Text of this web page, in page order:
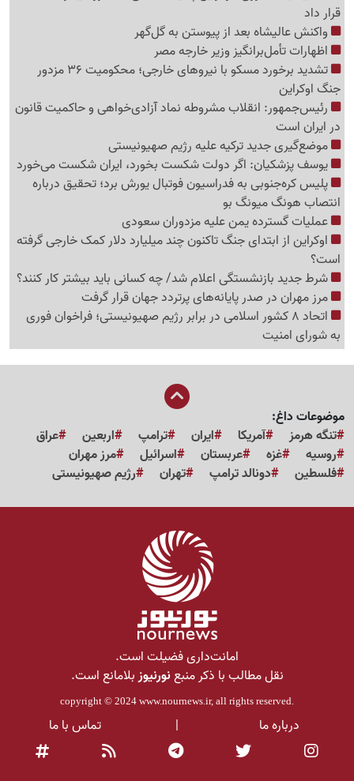
قرار داد
واکنش عالیشاه بعد از پیوستن به گل‌گهر
اظهارات تأمل‌برانگیز وزیر خارجه مصر
تشدید برخورد مسکو با نیروهای خارجی؛ محکومیت 36 مزدور
جنگ اوکراین
رئیس‌جمهور: انقلاب مشروطه نماد آزادی‌خواهی و حاکمیت قانون
در ایران است
موضع‌گیری جدید ترکیه علیه رژیم صهیونیستی
یوسف پزشکیان: اگر دولت شکست بخورد، ایران شکست می‌خورد
پلیس کره‌جنوبی به فدراسیون فوتبال یورش برد؛ تحقیق درباره
انتصاب هونگ میونگ بو
عملیات گسترده یمن علیه مزدوران سعودی
اوکراین از ابتدای جنگ تاکنون چند میلیارد دلار کمک خارجی گرفته
است؟
شرط جدید بازنشستگی اعلام شد/ چه کسانی باید بیشتر کار کنند؟
مرز مهران در صدر پایانه‌های پرتردد جهان قرار گرفت
اتحاد 8 کشور اسلامی در برابر رژیم صهیونیستی؛ فراخوان فوری
به شورای امنیت
موضوعات داغ:
تنگه هرمز
آمریکا ایران ترامپ اربعین
عراق
روسیه
غزه عربستان اسرائیل
مرز مهران
فلسطین
دونالد ترامپ تهران رژیم صهیونیستی
امانت‌داری فضیلت است.
نقل مطالب با ذکر منبعنورنیوزبلامانع است.
copyright © 2024 www.nournews.ir, all rights reserved.
درباره ما | تماس با ما